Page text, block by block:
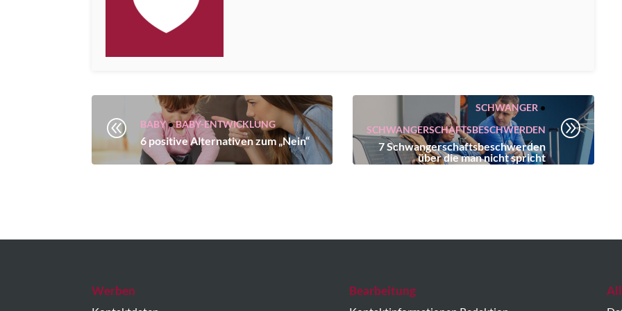
@ BABY•BABY-ENTWICKLUNG
6 positive Alternativen zum „Nein“
SCHWANGER •
SCHWANGERSCHAFTSBESCHWERDEN
7 Schwangerschaftsbeschwerden
über die man nicht spricht
A
Werben Bearbeitung